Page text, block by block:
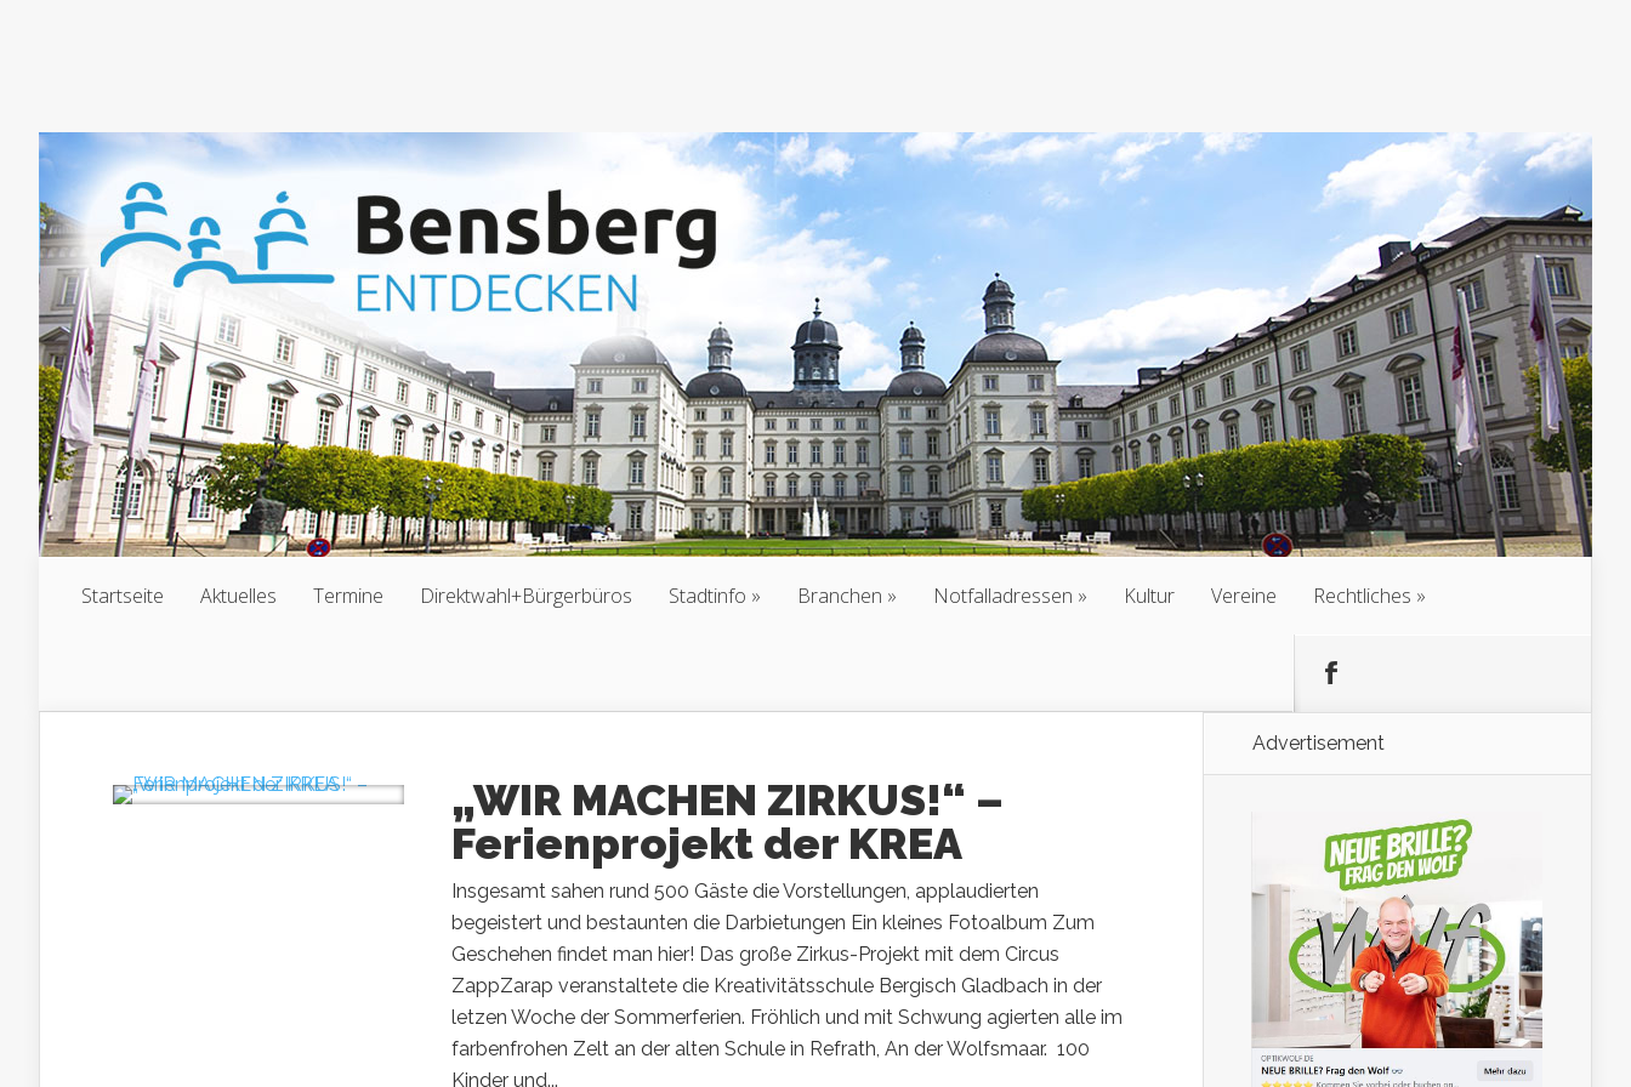
Startseite Aktuelles Termine Direktwahl+Bürgerbüros Stadtinfo Branchen Notfalladressen Kultur Vereine Rechtliches
„WIR MACHEN ZIRKUS!“ –
Ferienprojekt der KREA
Insgesamt sahen rund 500 Gäste die Vorstellungen, applaudierten
begeistert und bestaunten die Darbietungen Ein kleines Fotoalbum Zum
Geschehen findet man hier! Das große Zirkus-Projekt mit dem Circus
ZappZarap veranstaltete die Kreativitätsschule Bergisch Gladbach in der
letzen Woche der Sommerferien. Fröhlich und mit Schwung agierten alle im
farbenfrohen Zelt an der alten Schule in Refrath, An der Wolfsmaar. 100
Kinder und...
Advertisement